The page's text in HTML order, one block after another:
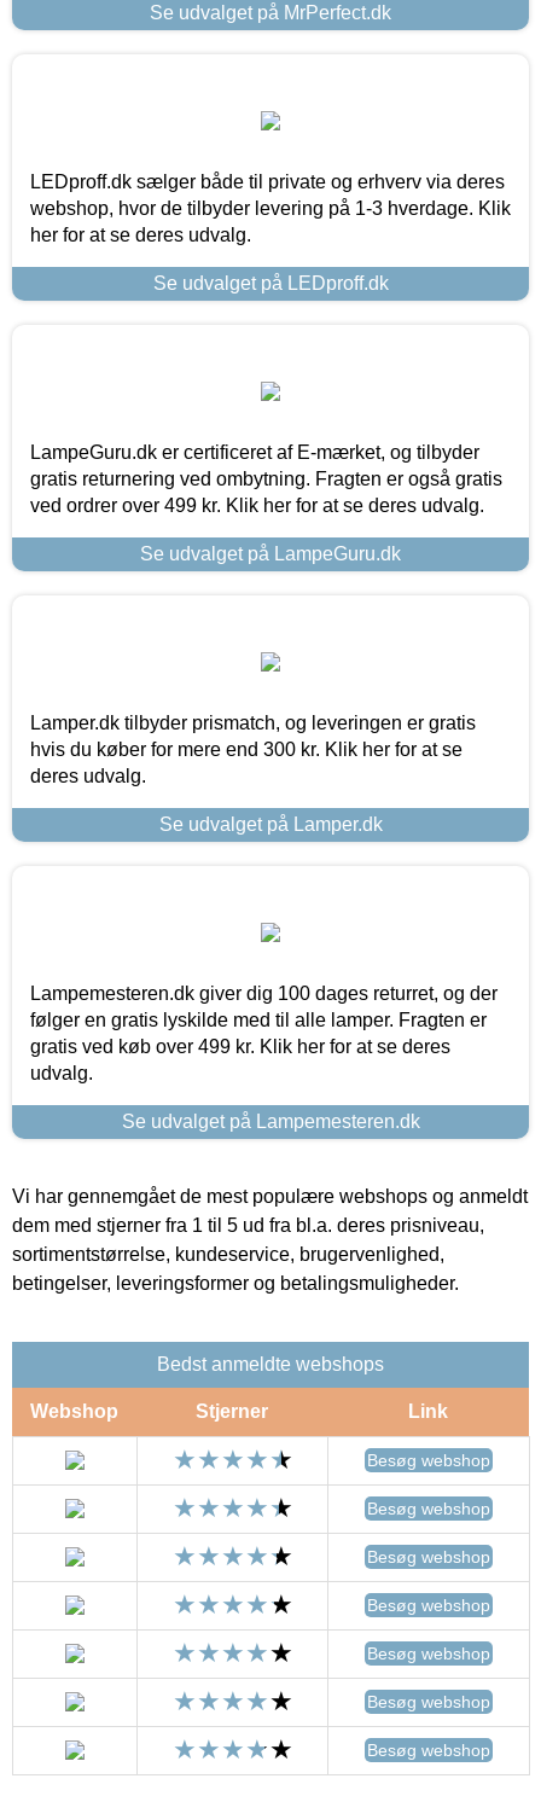
Se udvalget på MrPerfect.dk
LEDproff.dk sælger både til private og erhverv via deres
webshop, hvor de tilbyder levering på 1-3 hverdage. Klik
her for at se deres udvalg.
Se udvalget på LEDproff.dk
LampeGuru.dk er certificeret af E-mærket, og tilbyder
gratis returnering ved ombytning. Fragten er også gratis
ved ordrer over 499 kr. Klik her for at se deres udvalg.
Se udvalget på LampeGuru.dk
Lamper.dk tilbyder prismatch, og leveringen er gratis
hvis du køber for mere end 300 kr. Klik her for at se
deres udvalg.
Se udvalget på Lamper.dk
Lampemesteren.dk giver dig 100 dages returret, og der
følger en gratis lyskilde med til alle lamper. Fragten er
gratis ved køb over 499 kr. Klik her for at se deres
udvalg.
Se udvalget på Lampemesteren.dk
Vi har gennemgået de mest populære webshops og anmeldt
dem med stjerner fra 1 til 5 ud fra bl.a. deres prisniveau,
sortimentstørrelse, kundeservice, brugervenlighed,
betingelser, leveringsformer og betalingsmuligheder.
Bedst anmeldte webshops
Webshop Stjerner Link
Besøg webshop
Besøg webshop
Besøg webshop
Besøg webshop
Besøg webshop
Besøg webshop
Besøg webshop